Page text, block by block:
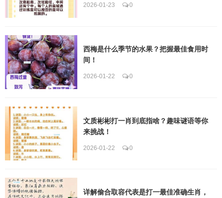
2026-01-23 0
西梅是什么季节的水果？把握最佳食用时
间！
2026-01-22 0
文质彬彬打一肖到底指啥？趣味谜语等你
来挑战！
2026-01-22 0
详解偷合取容代表是打一最佳准确生肖，